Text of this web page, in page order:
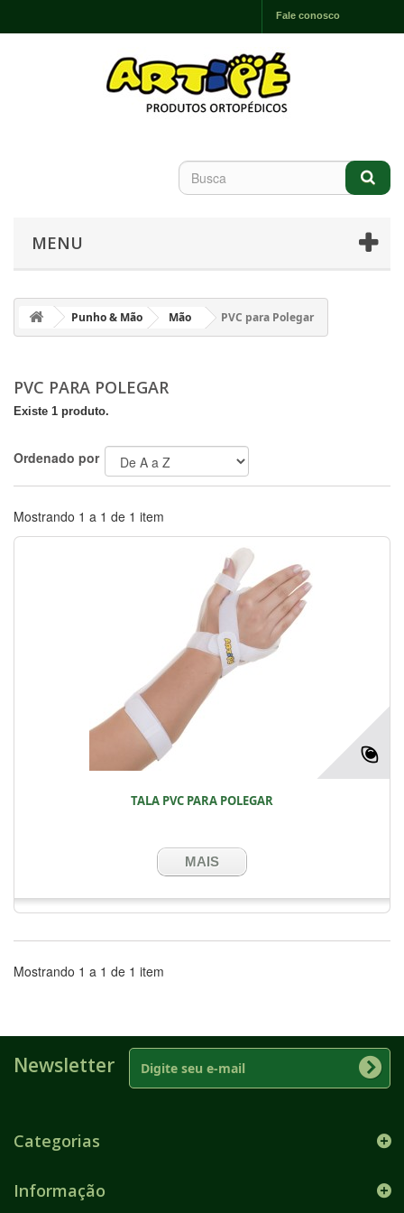
Fale conosco
MENU
Punho & Mão Mão PVC para Polegar
PVC PARA POLEGAR
Existe 1 produto.
Ordenado por
Mostrando 1 a 1 de 1 item
TALA PVC PARA POLEGAR
MAIS
Mostrando 1 a 1 de 1 item
Newsletter
Categorias
Informação